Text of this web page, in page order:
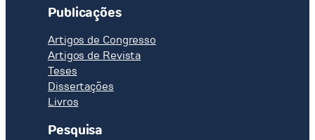
Publicações
Artigos de Congresso
Artigos de Revista
Teses
Dissertações
Livros
Pesquisa